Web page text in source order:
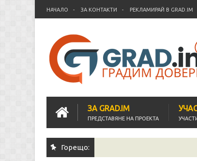
НАЧАЛО ЗА КОНТАКТИ РЕКЛАМИРАЙ В GRAD.IM
ЗА GRAD.IM
ПРЕДСТАВЯНЕ НА ПРОЕКТА
Горещо: